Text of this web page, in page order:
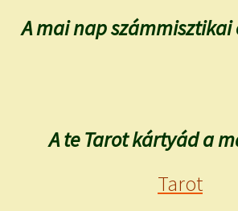
A mai nap számmisztikai
A te Tarot kártyád a
Tarot